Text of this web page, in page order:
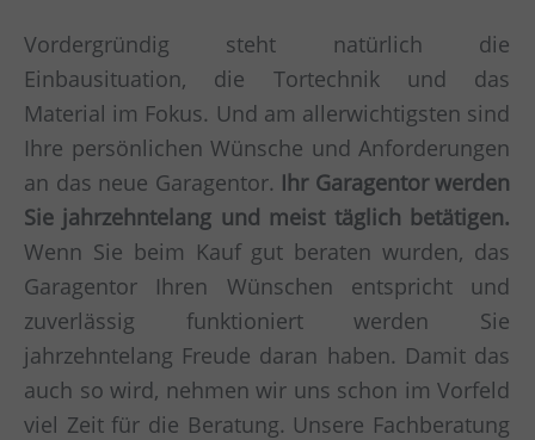
Vordergründig steht natürlich die
Einbausituation, die Tortechnik und das
Material im Fokus. Und am allerwichtigsten sind
Ihre persönlichen Wünsche und Anforderungen
an das neue Garagentor. Ihr Garagentor werden
Sie jahrzehntelang und meist täglich betätigen.
Wenn Sie beim Kauf gut beraten wurden, das
Garagentor Ihren Wünschen entspricht und
zuverlässig funktioniert werden Sie
jahrzehntelang Freude daran haben. Damit das
auch so wird, nehmen wir uns schon im Vorfeld
viel Zeit für die Beratung. Unsere Fachberatung